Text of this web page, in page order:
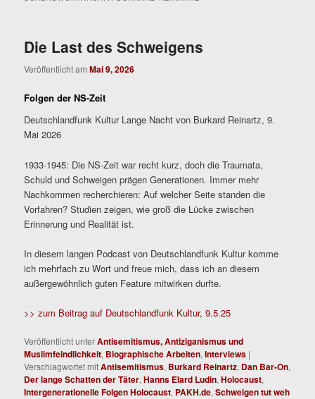
Die Last des Schweigens
Veröffentlicht amMai 9, 2026
Folgen der NS-Zeit
Deutschlandfunk Kultur Lange Nacht von Burkard Reinartz, 9.
Mai 2026
1933-1945: Die NS-Zeit war recht kurz, doch die Traumata,
Schuld und Schweigen prägen Generationen. Immer mehr
Nachkommen recherchieren: Auf welcher Seite standen die
Vorfahren? Studien zeigen, wie groß die Lücke zwischen
Erinnerung und Realität ist.
In diesem langen Podcast von Deutschlandfunk Kultur komme
ich mehrfach zu Wort und freue mich, dass ich an diesem
außergewöhnlich guten Feature mitwirken durfte.
>> zum Beitrag auf Deutschlandfunk Kultur, 9.5.25
Veröffentlicht unterAntisemitismus, Antiziganismus und
Muslimfeindlichkeit, Biographische Arbeiten,Interviews |
Verschlagwortet mitAntisemitismus, Burkard Reinartz, Dan Bar-On,
Der lange Schatten der Täter,Hanns Elard Ludin,Holocaust,
Intergenerationelle Folgen Holocaust, PAKH.de,Schweigen tut weh